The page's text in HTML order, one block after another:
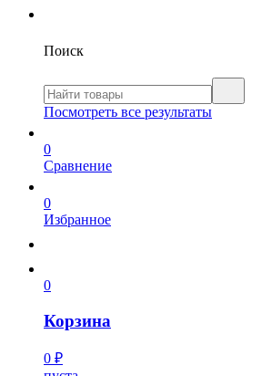
Поиск
Посмотреть все результаты
0
Сравнение
0
Избранное
0
Корзина
0 ₽